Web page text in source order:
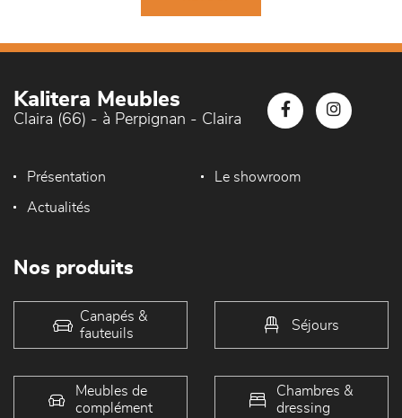
Kalitera Meubles
Claira (66) - à Perpignan - Claira
Présentation Le showroom
Actualités
Nos produits
Canapés &
fauteuils
Séjours
Meubles de
complément
Chambres &
dressing